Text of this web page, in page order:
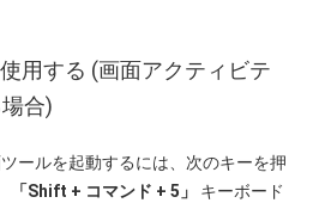
用する (画面アクティビテ
合)
ールを起動するには、次のキーを押
「Shift + コマンド + 5」
キーボード